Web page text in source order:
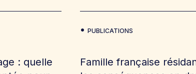
: quelle
Famille française
PUBLICATIONS